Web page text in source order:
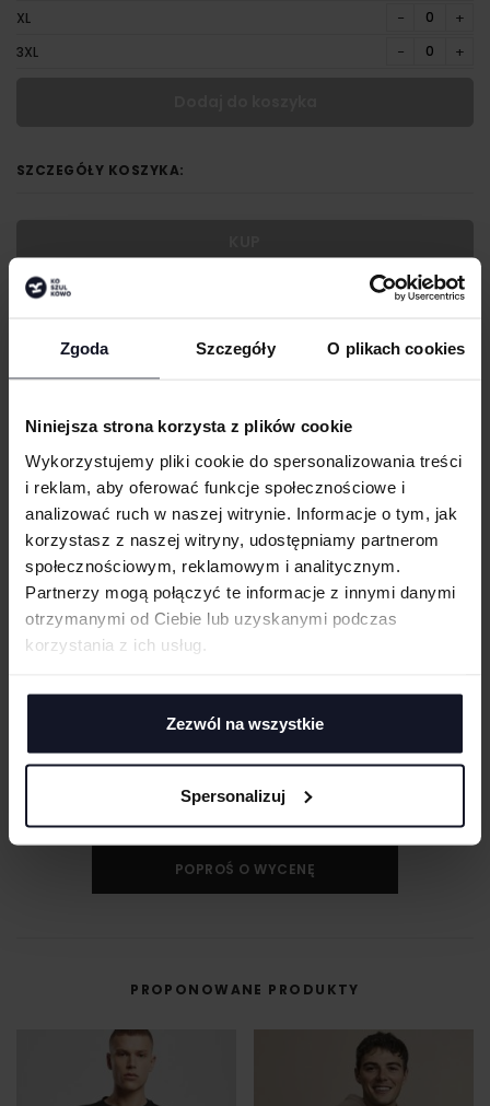
Zgoda Szczegóły O plikach cookies
Niniejsza strona korzysta z plików cookie
Wykorzystujemy pliki cookie do spersonalizowania treści
i reklam, aby oferować funkcje społecznościowe i
analizować ruch w naszej witrynie. Informacje o tym, jak
korzystasz z naszej witryny, udostępniamy partnerom
społecznościowym, reklamowym i analitycznym.
Partnerzy mogą połączyć te informacje z innymi danymi
otrzymanymi od Ciebie lub uzyskanymi podczas
korzystania z ich usług.
Zezwól na wszystkie
Spersonalizuj
OPIS
Wytrzymałe spodnie unisex
Nie blaknie
GRAMATURA I SKŁAD
PRANIE I PIELĘGNACJA
DOSTAWA I PŁATNOŚĆ
XL − +
3XL − +
SZCZEGÓŁY KOSZYKA:
MASZ PYTANIA? ZAPYTAJ SPECJALISTĘ
nasi specjaliści chętnie Ci pomogą.
POPROŚ O WYCENĘ
PROPONOWANE PRODUKTY